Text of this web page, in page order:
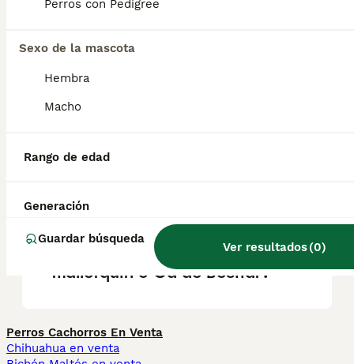
Perros con Pedigree
Sexo de la mascota
Hembra
Macho
Rango de edad
Generación
Guardar búsqueda
Ver resultados(0)
¿Cuánto cuesta un pastor
¿Cuáles son las
¿Qué es el perro de pastor
mallorquín o Ca de Bestiar?
Perros Cachorros En Venta
Chihuahua en venta